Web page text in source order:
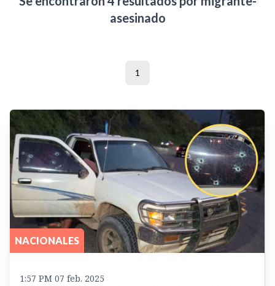
asesinado
1
NACIONALES
1:57 PM 07 feb. 2025